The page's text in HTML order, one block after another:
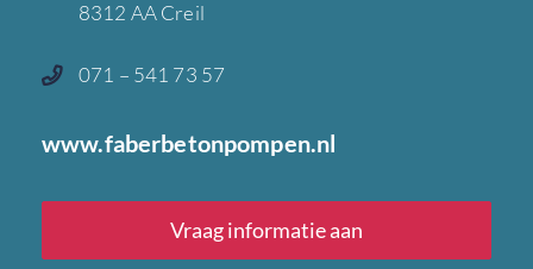
8312 AA Creil
071 – 541 73 57
www.faberbetonpompen.nl
Vraag informatie aan